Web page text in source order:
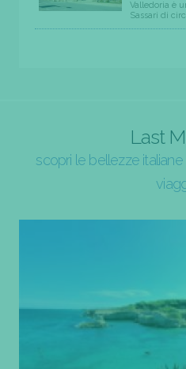
Valledoria è
Sassari di
Last
scopri le bellezze